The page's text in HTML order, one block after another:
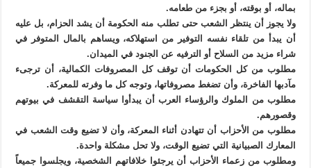
بماله، أو بوقته، أو بجزء من طعامه.
ولا يجوز أن ينتظر الشعب حتى تطلب منه الحكومة أن يشد الحزام، بل عليه
أن يبدأ من تلقاء نفسه التوفير من استهلاكه، ويساهم بالمال المتوفر في
شراء مزيد من السلاح أو الترفيه عن الجنود في الميدان.
مطلوب من كل الحكومات أن توقف كل المصروفات الكمالية، أن ترجىء
مآدبها الفاخرة، وأن تضغط مصروفاتها، وتوجه كل ما وفرته للمعركة.
مطلوب من الملوك والرؤساء العرب أن يبدأوا سياسة التقشف في بيوتهم
وقصورهم.
مطلوب من الأحزاب أن تتهادن أثناء المعركة، وأن لا تضيع وقت الشعب في
المعارك الصبيانية التي تضيع الوقت، ولا تحل مشكلة واحدة.
ومطلوب من زعماء الأحزاب أن يرجئوا خلافاتهم الشخصية، ويجلسوا جميعاً